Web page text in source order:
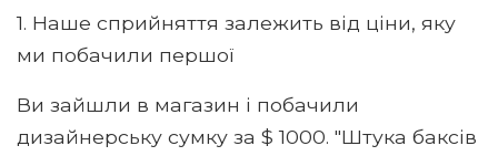
1. Наше сприйняття залежить від ціни, яку
ми побачили першої
Ви зайшли в магазин і побачили
дизайнерську сумку за $ 1000. "Штука баксів